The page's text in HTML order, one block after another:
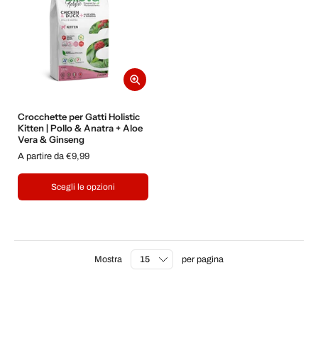
Crocchette per Gatti Holistic
Kitten | Pollo & Anatra + Aloe
Vera & Ginseng
A partire da €9,99
Scegli le opzioni
Mostra per pagina